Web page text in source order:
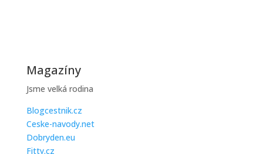
Magazíny
Jsme velká rodina
Blogcestnik.cz
Ceske-navody.net
Dobryden.eu
Fitty.cz